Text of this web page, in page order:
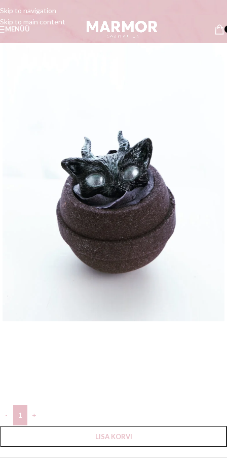
Skip to navigation
Skip to main content
MENÜÜ
LISA KORVI